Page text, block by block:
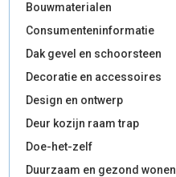
Bouwmaterialen
Consumenteninformatie
Dak gevel en schoorsteen
Decoratie en accessoires
Design en ontwerp
Deur kozijn raam trap
Doe-het-zelf
Duurzaam en gezond wonen